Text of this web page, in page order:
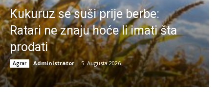
Kukuruz se suši prije berbe:
Ratari ne znaju hoće li imati šta
prodati
Agrar Administrator - 5. Augusta 2026.